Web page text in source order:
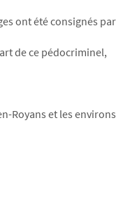
ont été consignés
de ce pédocriminel,
Royans et les